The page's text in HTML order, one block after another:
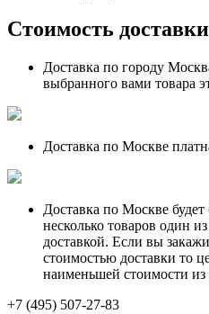
Стоимость
Доставка по городу
выбранного вами товара
Доставка по Москве
Доставка по Москве
несколько товаров один
доставкой. Если вы
стоимостью доставки то
наименьшей стоимости из
+7 (495) 507-27-83